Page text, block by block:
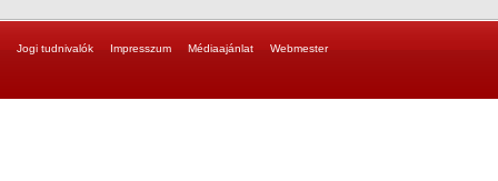
Jogi tudnivalók Impresszum Médiaajánlat Webmester